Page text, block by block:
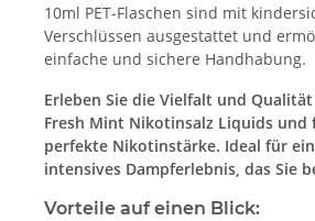
10ml PET-Flaschen sind mit
Verschlüssen ausgestattet und
einfache und sichere Handhabung.
Erleben Sie die Vielfalt und
Fresh Mint Nikotinsalz Liquids und
perfekte Nikotinstärke. Ideal für
intensives Dampferlebnis, das Sie
Vorteile auf einen Blick: